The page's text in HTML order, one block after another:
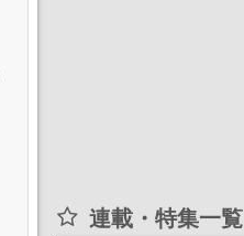
連載・特集一覧